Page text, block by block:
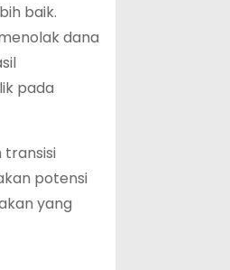
baik.
dana
pada
transisi
potensi
yang